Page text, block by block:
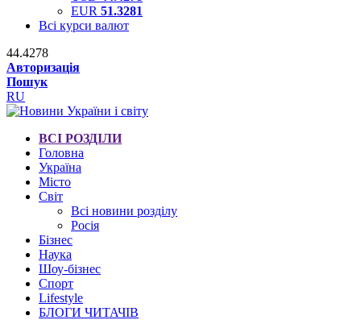
EUR 51.3281
Всі курси валют
44.4278
Авторизація
Пошук
RU
ВСІ РОЗДІЛИ
Головна
Україна
Місто
Світ
Всі новини розділу
Росія
Бізнес
Наука
Шоу-бізнес
Спорт
Lifestyle
БЛОГИ ЧИТАЧІВ